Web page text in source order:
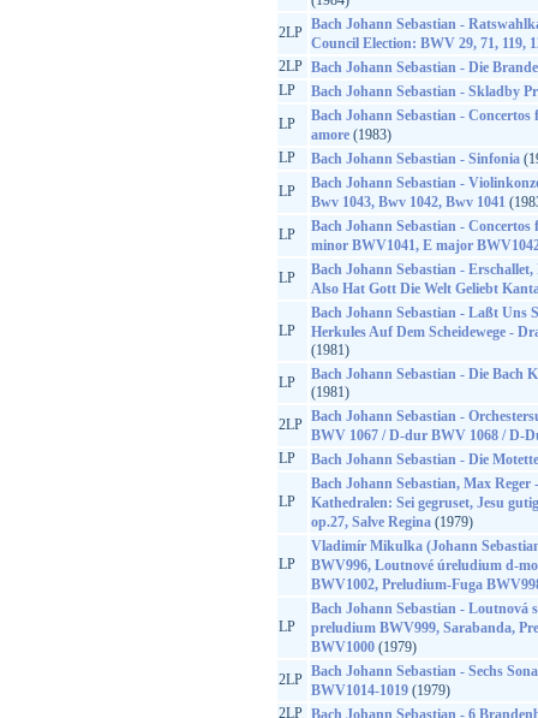
2LP Bach Johann Sebastian -
Council Election: BWV 29, 71, 119,
2LP Bach Johann Sebastian - Die
LP
Bach Johann Sebastian - Skladby
LP
Bach Johann Sebastian - Concertos
amore(1983)
LP
Bach Johann Sebastian - Sinfonia
LP
Bach Johann Sebastian -
Bwv 1043, Bwv 1042, Bwv 1041
LP
Bach Johann Sebastian -
minor BWV1041, E major
LP
Bach Johann Sebastian -
Also Hat Gott Die Welt Geliebt
LP
Bach Johann Sebastian - Laßt Uns
Herkules Auf Dem Scheidewege -
(1981)
LP
Bach Johann Sebastian - Die Bach
(1981)
2LP Bach Johann Sebastian -
BWV 1067 / D-dur BWV 1068 / D-
LP
Bach Johann Sebastian - Die
LP
Bach Johann Sebastian, Max Reger
Kathedralen: Sei gegruset, Jesu
op.27, Salve Regina(1979)
LP
Vladimír Mikulka (Johann
BWV996, Loutnové úreludium d-
BWV1002, Preludium-Fuga
LP
Bach Johann Sebastian - Loutnová
preludium BWV999, Sarabanda,
BWV1000(1979)
2LP Bach Johann Sebastian - Sechs
BWV1014-1019(1979)
2LP Bach Johann Sebastian - 6